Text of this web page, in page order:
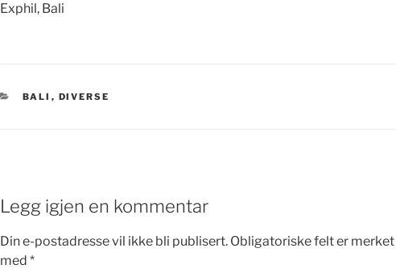
Exphil, Bali
KATEGORIER
BALI , DIVERSE
Legg igjen en kommentar
Din e-postadresse vil ikke bli publisert. Obligatoriske felt er merket
med *